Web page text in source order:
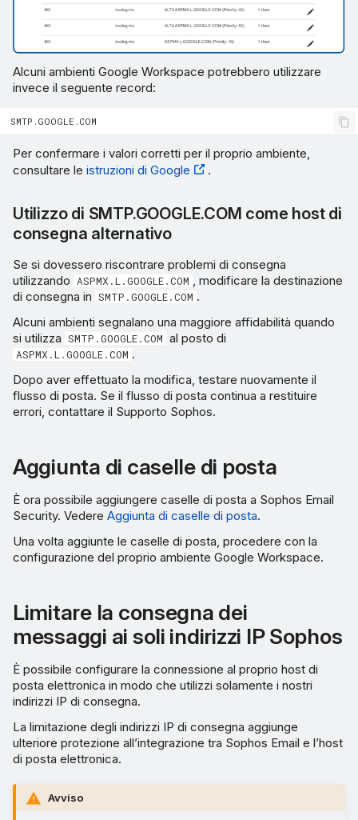
Alcuni ambienti Google Workspace potrebbero utilizzare
invece il seguente record:
Per confermare i valori corretti per il proprio ambiente,
consultare le istruzioni di Google .
Utilizzo di SMTP.GOOGLE.COM come host di
consegna alternativo
Se si dovessero riscontrare problemi di consegna
utilizzando ASPMX.L.GOOGLE.COM , modificare la destinazione
di consegna in SMTP.GOOGLE.COM .
Alcuni ambienti segnalano una maggiore affidabilità quando
si utilizza SMTP.GOOGLE.COM al posto di
ASPMX.L.GOOGLE.COM .
Dopo aver effettuato la modifica, testare nuovamente il
flusso di posta. Se il flusso di posta continua a restituire
errori, contattare il Supporto Sophos.
Aggiunta di caselle di posta
È ora possibile aggiungere caselle di posta a Sophos Email
Security. Vedere Aggiunta di caselle di posta.
Una volta aggiunte le caselle di posta, procedere con la
configurazione del proprio ambiente Google Workspace.
Limitare la consegna dei
messaggi ai soli indirizzi IP Sophos
È possibile configurare la connessione al proprio host di
posta elettronica in modo che utilizzi solamente i nostri
indirizzi IP di consegna.
La limitazione degli indirizzi IP di consegna aggiunge
ulteriore protezione all’integrazione tra Sophos Email e l’host
di posta elettronica.
Avviso